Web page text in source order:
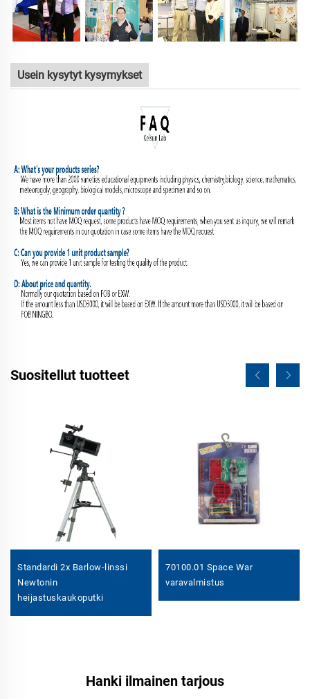
Usein kysytyt kysymykset
Suositellut tuotteet
Standardi 2x Barlow-linssi
Newtonin
heijastuskaukoputki
70100.01 Space War
varavalmistus
Hanki ilmainen tarjous